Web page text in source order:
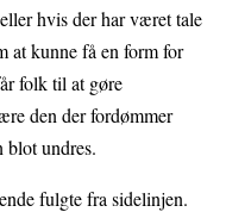
hvis der har været tale
at kunne få en form for
folk til at gøre
den der fordømmer
blot undres.
fulgte fra sidelinjen.